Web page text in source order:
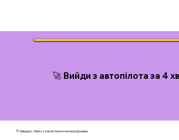
🚀 Вийди з автопілота за 4
💛 Швидко. Легко. І з ясністю в кожному рішенні.